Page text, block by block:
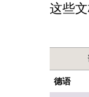
这些文
德语